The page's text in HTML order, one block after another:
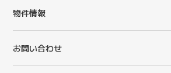
物件情報
お問い合わせ